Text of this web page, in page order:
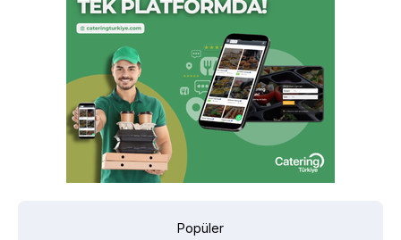
Popüler